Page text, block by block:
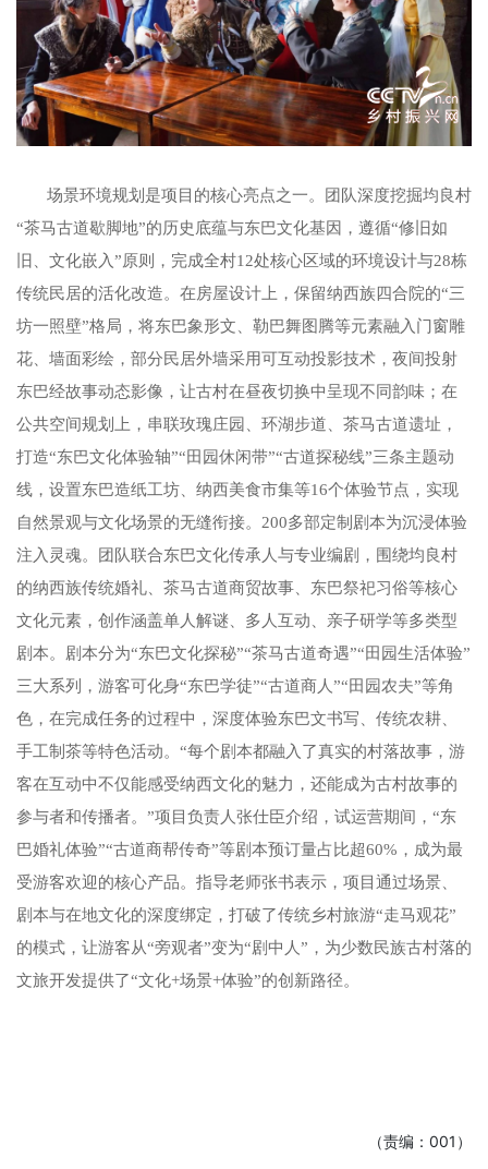
场景环境规划是项目的核心亮点之一。团队深度挖掘均良村
“茶马古道歇脚地”的历史底蕴与东巴文化基因，遵循“修旧如
旧、文化嵌入”原则，完成全村12处核心区域的环境设计与28栋
传统民居的活化改造。在房屋设计上，保留纳西族四合院的“三
坊一照壁”格局，将东巴象形文、勒巴舞图腾等元素融入门窗雕
花、墙面彩绘，部分民居外墙采用可互动投影技术，夜间投射
东巴经故事动态影像，让古村在昼夜切换中呈现不同韵味；在
公共空间规划上，串联玫瑰庄园、环湖步道、茶马古道遗址，
打造“东巴文化体验轴”“田园休闲带”“古道探秘线”三条主题动
线，设置东巴造纸工坊、纳西美食市集等16个体验节点，实现
自然景观与文化场景的无缝衔接。 200多部定制剧本为沉浸体验
注入灵魂。团队联合东巴文化传承人与专业编剧，围绕均良村
的纳西族传统婚礼、茶马古道商贸故事、东巴祭祀习俗等核心
文化元素，创作涵盖单人解谜、多人互动、亲子研学等多类型
剧本。剧本分为“东巴文化探秘”“茶马古道奇遇”“田园生活体验”
三大系列，游客可化身“东巴学徒”“古道商人”“田园农夫”等角
色，在完成任务的过程中，深度体验东巴文书写、传统农耕、
手工制茶等特色活动。“每个剧本都融入了真实的村落故事，游
客在互动中不仅能感受纳西文化的魅力，还能成为古村故事的
参与者和传播者。”项目负责人张仕臣介绍，试运营期间，“东
巴婚礼体验”“古道商帮传奇”等剧本预订量占比超60%，成为最
受游客欢迎的核心产品。 指导老师张书表示，项目通过场景、
剧本与在地文化的深度绑定，打破了传统乡村旅游“走马观花”
的模式，让游客从“旁观者”变为“剧中人”，为少数民族古村落的
文旅开发提供了“文化+场景+体验”的创新路径。
（责编：001）